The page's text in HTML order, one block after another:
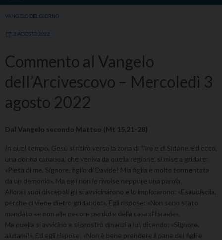
VANGELO DEL GIORNO
3 AGOSTO 2022
Commento al Vangelo
dell’Arcivescovo – Mercoledì 3
agosto 2022
Dal Vangelo secondo Matteo (Mt 15,21-28)
In quel tempo, Gesù si ritirò verso la zona di Tiro e di Sidòne. Ed ecco,
una donna cananea, che veniva da quella regione, si mise a gridare:
«Pietà di me, Signore, figlio di Davide! Mia figlia è molto tormentata
da un demonio». Ma egli non le rivolse neppure una parola.
Allora i suoi discepoli gli si avvicinarono e lo implorarono: «Esaudiscila,
perché ci viene dietro gridando!». Egli rispose: «Non sono stato
mandato se non alle pecore perdute della casa d’Israele».
Ma quella si avvicinò e si prostrò dinanzi a lui, dicendo: «Signore,
aiutami!». Ed egli rispose: «Non è bene prendere il pane dei figli e